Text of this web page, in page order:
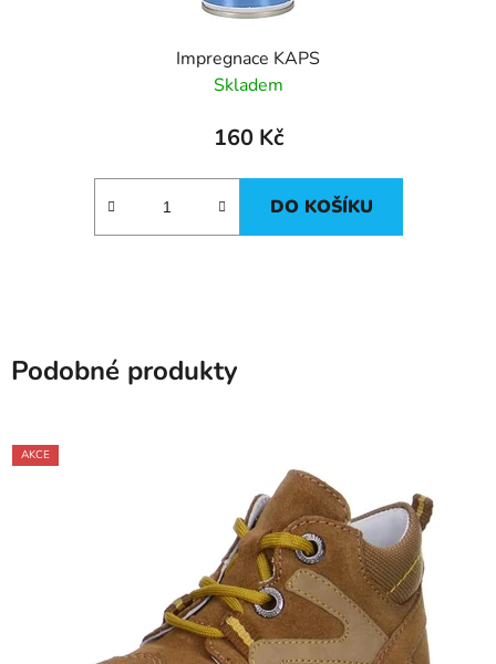
Impregnace KAPS
Skladem
160 Kč
DO KOŠÍKU
Podobné produkty
AKCE